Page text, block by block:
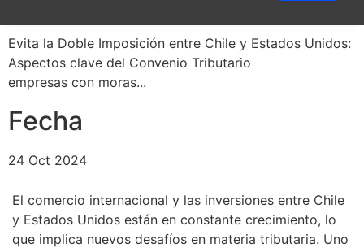
Fecha
24 Oct 2024
Evita la Doble Imposición entre Chile y Estados Unidos:
Aspectos clave del Convenio Tributario
empresas con moras...
El comercio internacional y las inversiones entre Chile
y Estados Unidos están en constante crecimiento, lo
que implica nuevos desafíos en materia tributaria. Uno